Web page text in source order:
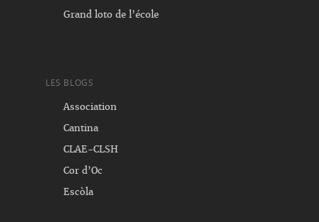
Grand loto de l’école
LES BLOGS
Association
Cantina
CLAE-CLSH
Cor d’Oc
Escòla